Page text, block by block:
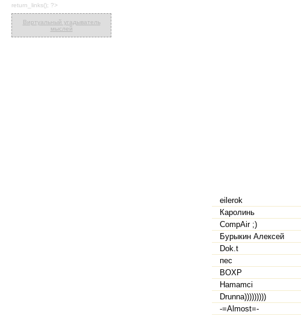
return_links(); ?>
Виртуальный угадыватель
мыслей
eilerok
Каролинь
CompAir ;)
Бурыкин Алексей
Dok.t
пес
BOXP
Hamamci
Drunna)))))))))
-=Almost=-